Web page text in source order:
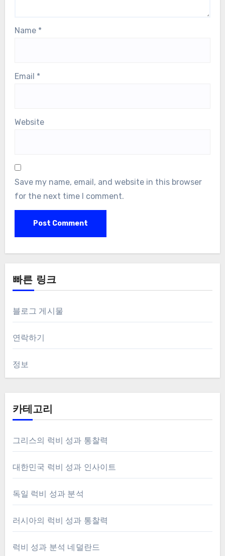
Name *
Email *
Website
Save my name, email, and website in this browser
for the next time I comment.
빠른 링크
블로그 게시물
연락하기
정보
카테고리
그리스의 럭비 성과 통찰력
대한민국 럭비 성과 인사이트
독일 럭비 성과 분석
러시아의 럭비 성과 통찰력
럭비 성과 분석 네덜란드